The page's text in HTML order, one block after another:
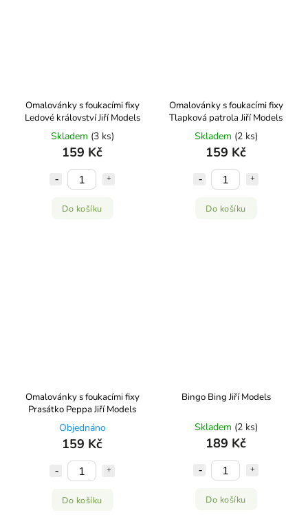
Omalovánky s foukacími fixy
Ledové království Jiří Models
Skladem (3 ks)
159 Kč
Do košíku
Omalovánky s foukacími fixy
Tlapková patrola Jiří Models
Skladem (2 ks)
159 Kč
Do košíku
Omalovánky s foukacími fixy
Prasátko Peppa Jiří Models
Objednáno
159 Kč
Do košíku
Bingo Bing Jiří Models
Skladem (2 ks)
189 Kč
Do košíku